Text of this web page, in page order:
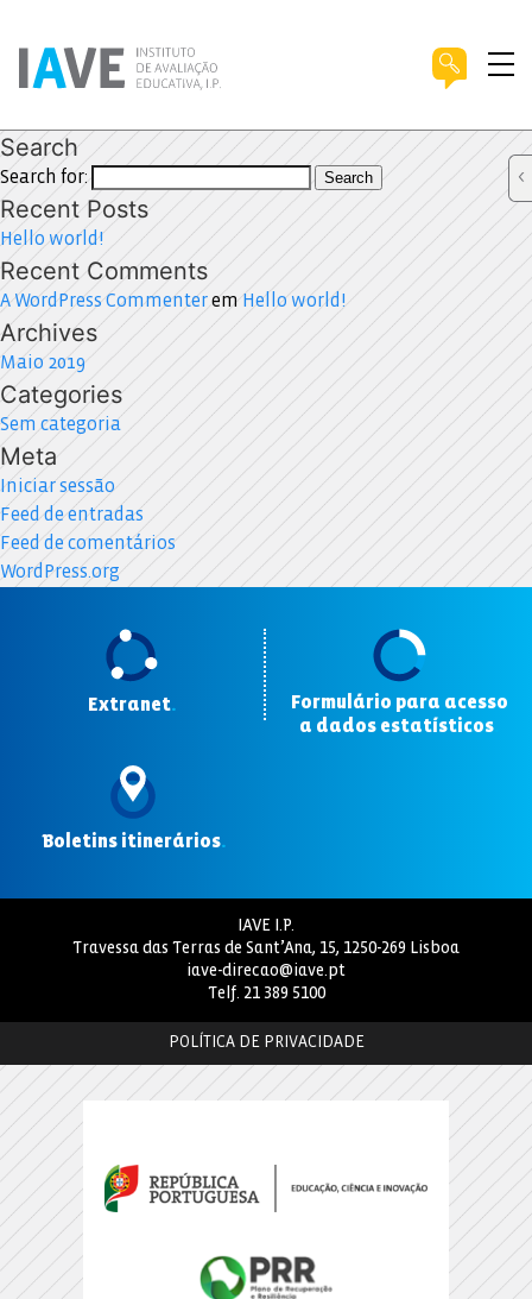
Search
Search for: Search
Recent Posts
Hello world!
Recent Comments
A WordPress Commenterem Hello world!
Archives
Maio 2019
Categories
Sem categoria
Meta
Iniciar sessão
Feed de entradas
Feed de comentários
WordPress.org
Extranet.
Formulário para acesso
a dados estatísticos
Boletins itinerários.
IAVE I.P.
Travessa das Terras de Sant’Ana, 15, 1250-269 Lisboa
iave-direcao@iave.pt
Telf. 21 389 5100
POLÍTICA DE PRIVACIDADE